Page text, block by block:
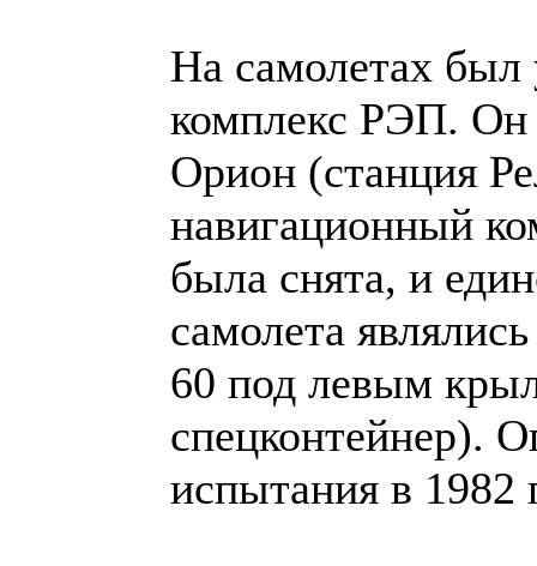
На самолетах был
комплекс РЭП.
Орион (станция
навигационный
была снята, и
самолета
60 под левым
спецконтейнер).
испытания в 1982